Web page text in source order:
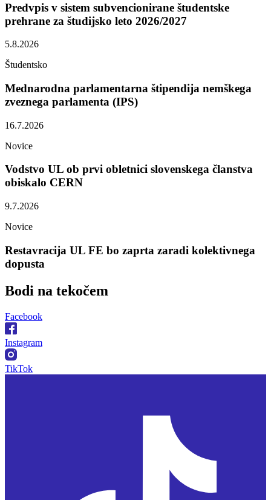
Predvpis v sistem subvencionirane študentske
prehrane za študijsko leto 2026/2027
5.8.2026
Študentsko
Mednarodna parlamentarna štipendija nemškega
zveznega parlamenta (IPS)
16.7.2026
Novice
Vodstvo UL ob prvi obletnici slovenskega članstva
obiskalo CERN
9.7.2026
Novice
Restavracija UL FE bo zaprta zaradi kolektivnega
dopusta
Bodi na tekočem
Facebook
Instagram
TikTok